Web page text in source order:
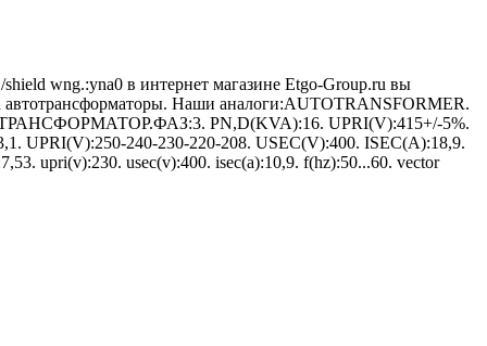
wng.:yna0 в интернет магазине Etgo-Group.ru вы
автотрансформаторы. Наши аналоги:AUTOTRANSFORMER.
PN,D(KVA):16. UPRI(V):415+/-5%.
UPRI(V):250-240-230-220-208. USEC(V):400. ISEC(A):18,9.
upri(v):230. usec(v):400. isec(a):10,9. f(hz):50...60. vector